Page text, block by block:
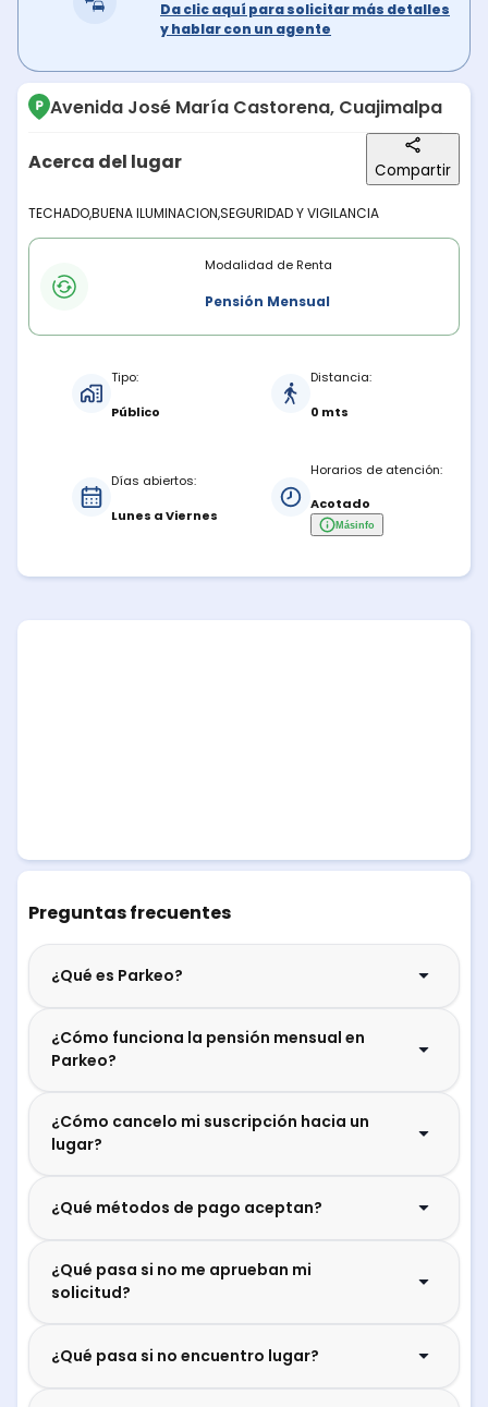
Da clic aquí para solicitar más detalles
y hablar con un agente
Avenida José María Castorena, Cuajimalpa
Acerca del lugar Compartir
Descripción del lugar
TECHADO,BUENA ILUMINACION,SEGURIDAD Y VIGILANCIA
Modalidades de rentaModalidad de Renta
Pensión Mensual
Tipo:
Público
Distancia:
0 mts
Días abiertos:
Lunes a Viernes
Horarios de atención:
Acotado
Másinfo
Preguntas frecuentes
¿Qué es Parkeo?
¿Cómo funciona la pensión mensual en
Parkeo?
¿Cómo cancelo mi suscripción hacia un
lugar?
¿Qué métodos de pago aceptan?
¿Qué pasa si no me aprueban mi
solicitud?
¿Qué pasa si no encuentro lugar?